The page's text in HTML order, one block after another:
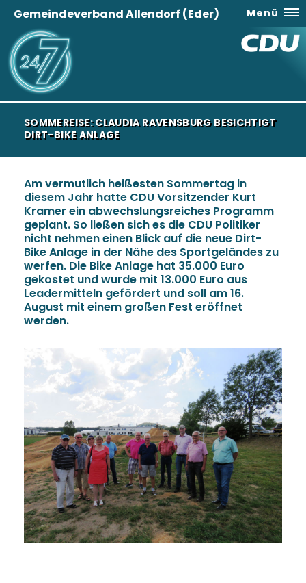
Gemeindeverband Allendorf (Eder) Menü
SOMMEREISE: CLAUDIA RAVENSBURG BESICHTIGT
DIRT-BIKE ANLAGE
Am vermutlich heißesten Sommertag in
diesem Jahr hatte CDU Vorsitzender Kurt
Kramer ein abwechslungsreiches Programm
geplant. So ließen sich es die CDU Politiker
nicht nehmen einen Blick auf die neue Dirt-
Bike Anlage in der Nähe des Sportgeländes zu
werfen. Die Bike Anlage hat 35.000 Euro
gekostet und wurde mit 13.000 Euro aus
Leadermitteln gefördert und soll am 16.
August mit einem großen Fest eröffnet
werden.